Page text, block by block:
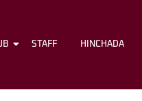
GRANATES CLUB STAFF
STAFF HINCHADA